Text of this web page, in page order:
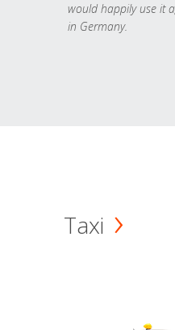
would happily use it
in Germany.
Taxi